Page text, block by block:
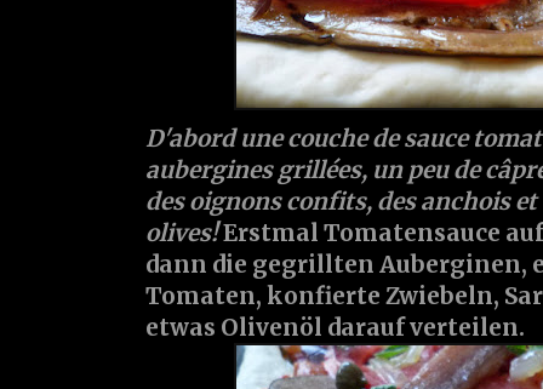
D'abord une couche de sauce
aubergines grillées, un peu de
des oignons confits, des anchois
olives!Erstmal Tomatensauce
dann die gegrillten Auberginen,
Tomaten, konfierte Zwiebeln,
etwas Olivenöl darauf verteilen.